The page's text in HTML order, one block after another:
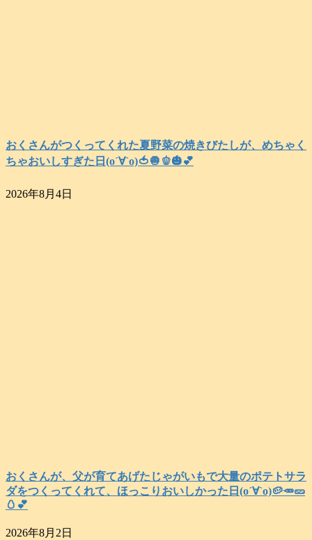
おくさんがつくってくれた夏野菜の焼きびたしが、めちゃく
ちゃおいしすぎた日(о´∀`о)🍅🧅🫑🎃💕
2026年8月4日
おくさんが、父が育てあげたじゃがいもで大量のポテトサラ
ダをつくってくれて、ほっこりおいしかった日(о´∀`о)🥔🥕🥒
🥚💕
2026年8月2日